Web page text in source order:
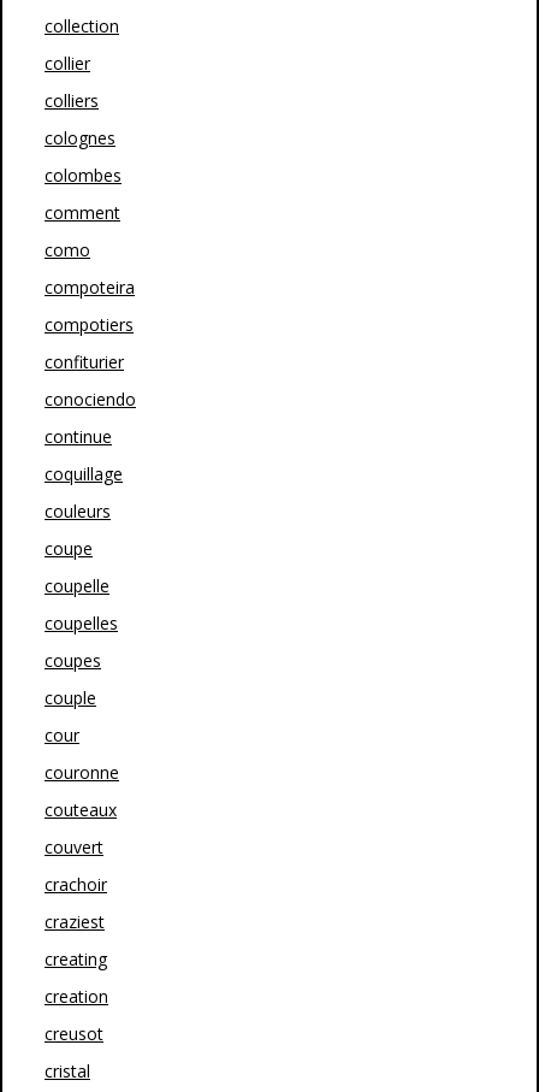
collection
collier
colliers
colognes
colombes
comment
como
compoteira
compotiers
confiturier
conociendo
continue
coquillage
couleurs
coupe
coupelle
coupelles
coupes
couple
cour
couronne
couteaux
couvert
crachoir
craziest
creating
creation
creusot
cristal